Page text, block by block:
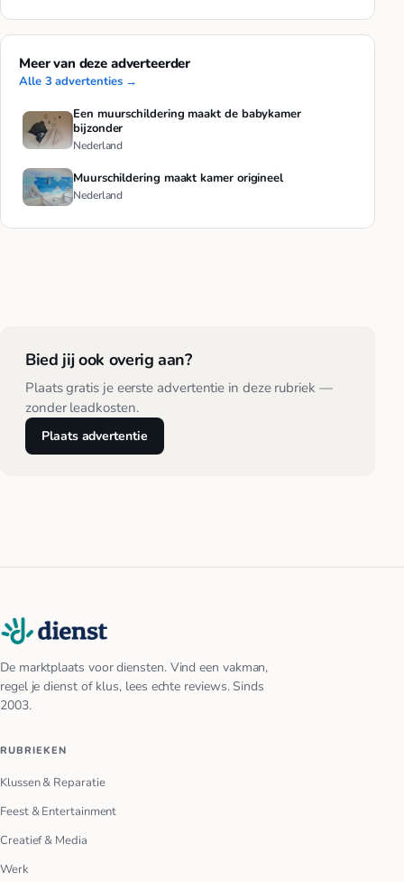
Meer van deze adverteerder
Alle 3 advertenties →
Een muurschildering maakt de babykamer
bijzonder
Nederland
Muurschildering maakt kamer origineel
Nederland
Bied jij ook overig aan?
Plaats gratis je eerste advertentie in deze rubriek —
zonder leadkosten.
Plaats advertentie
De marktplaats voor diensten. Vind een vakman,
regel je dienst of klus, lees echte reviews. Sinds
2003.
RUBRIEKEN
Klussen & Reparatie
Feest & Entertainment
Creatief & Media
Werk